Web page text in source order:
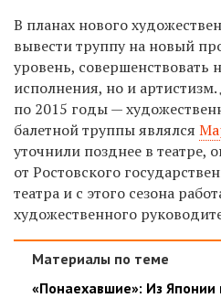
В планах нового
вывести труппу на новый
уровень, совершенствовать
исполнения, но и
по 2015 годы —
балетной труппы являлся
уточнили позднее в театре,
от Ростовского
театра и с этого сезона
художественного
Материалы по теме
«Понаехавшие»: Из Японии